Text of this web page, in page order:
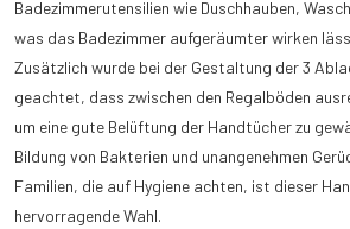
Badezimmerutensilien wie Duschhauben,
was das Badezimmer aufgeräumter wirken
Zusätzlich wurde bei der Gestaltung der 3
geachtet, dass zwischen den Regalböden
um eine gute Belüftung der Handtücher zu
Bildung von Bakterien und unangenehmen
Familien, die auf Hygiene achten, ist dieser
hervorragende Wahl.